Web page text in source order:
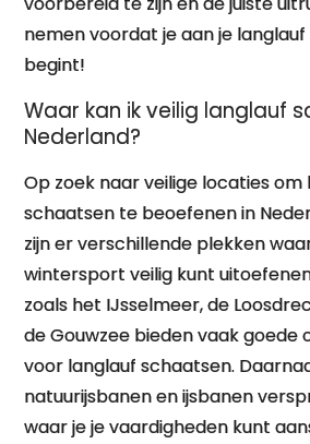
nemen voordat je aan je
begint!
Waar kan ik veilig langlauf
Nederland?
Op zoek naar veilige locaties om
schaatsen te beoefenen in
zijn er verschillende plekken
wintersport veilig kunt
zoals het IJsselmeer, de
de Gouwzee bieden vaak goede
voor langlauf schaatsen.
natuurijsbanen en ijsbanen
waar je je vaardigheden kunt